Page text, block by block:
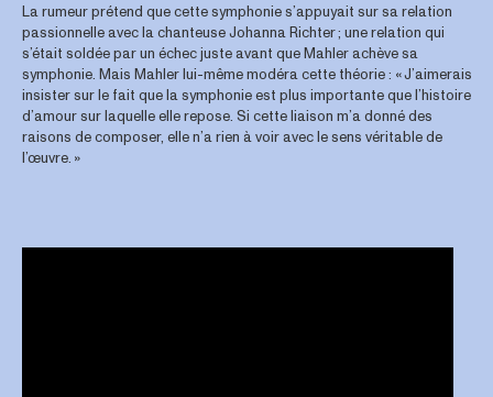
La rumeur prétend que cette symphonie s’appuyait sur sa relation
passionnelle avec la chanteuse Johanna Richter ; une relation qui
s’était soldée par un échec juste avant que Mahler achève sa
symphonie. Mais Mahler lui-même modéra cette théorie : « J’aimerais
insister sur le fait que la symphonie est plus importante que l’histoire
d’amour sur laquelle elle repose. Si cette liaison m’a donné des
raisons de composer, elle n’a rien à voir avec le sens véritable de
l’œuvre. »